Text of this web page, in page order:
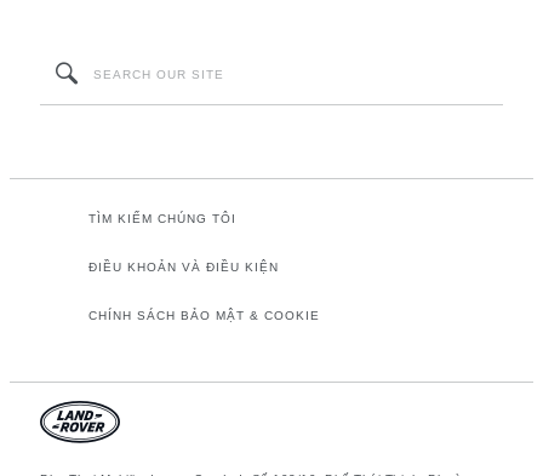
TÌM KIẾM CHÚNG TÔI
ĐIỀU KHOẢN VÀ ĐIỀU KIỆN
CHÍNH SÁCH BẢO MẬT & COOKIE